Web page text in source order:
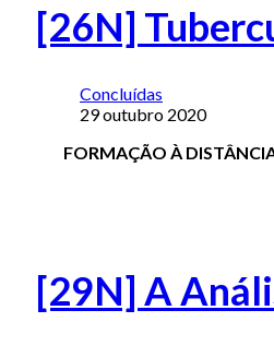
[26N]
Concluídas
29 outubro 2020
FORMAÇÃO À
[29N] A